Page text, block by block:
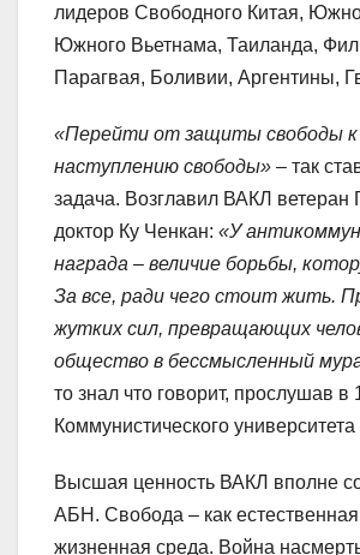
лидеров Свободного Китая,
Южного Вьетнама, Таиланда,
Парагвая, Боливии, Аргентины,
«Перейти от защиты свободы к
наступлению свободы» – так
задача. Возглавил ВАКЛ ветеран
доктор Ку Ченкан: «У
награда – величие борьбы,
За все, ради чего стоит жить.
жутких сил, превращающих
общество в бессмысленный
то знал что говорит, прослушав в
Коммунистического
Высшая ценность ВАКЛ вполне
АБН. Свобода – как
жизненная среда. Война